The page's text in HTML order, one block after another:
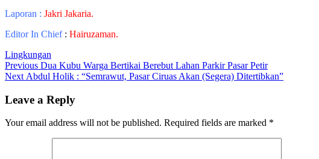
Laporan : Jakri Jakaria.
Editor In Chief: Hairuzaman.
Lingkungan
Post
navigation
Previous Previous
post:
Dua Kubu Warga Bertikai Berebut Lahan Parkir Pasar Petir
Next Next
Abdul Holik : “Semrawut, Pasar Ciruas Akan (Segera) Ditertibkan”
Leave a Reply
Your email address will not be published. Required fields are marked *